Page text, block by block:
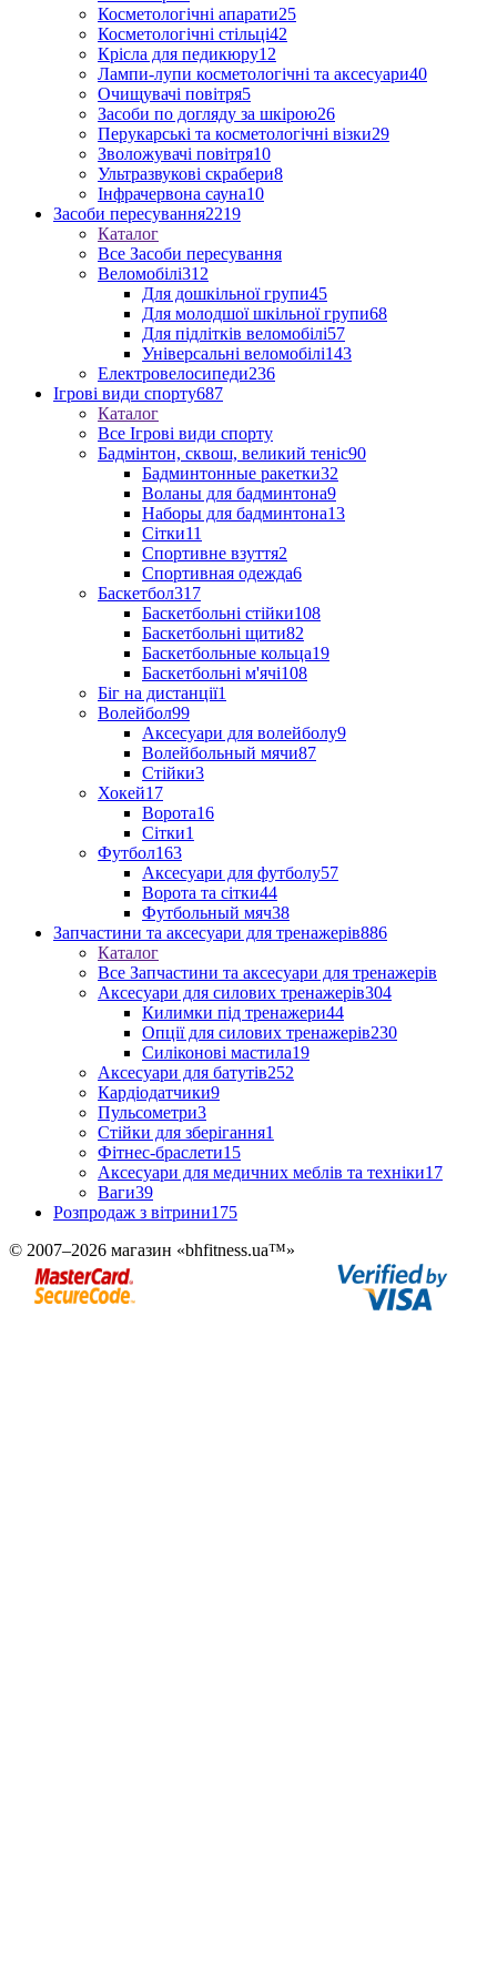
Косметологічні апарати25
Косметологічні стільці42
Крісла для педикюру12
Лампи-лупи косметологічні та аксесуари40
Очищувачі повітря5
Засоби по догляду за шкірою26
Перукарські та косметологічні візки29
Зволожувачі повітря10
Ультразвукові скрабери8
Інфрачервона сауна10
Засоби пересування2219
Каталог
Все Засоби пересування
Веломобілі312
Для дошкільної групи45
Для молодшої шкільної групи68
Для підлітків веломобілі57
Універсальні веломобілі143
Електровелосипеди236
Ігрові види спорту687
Каталог
Все Ігрові види спорту
Бадмінтон, сквош, великий теніс90
Бадминтонные ракетки32
Воланы для бадминтона9
Наборы для бадминтона13
Сітки11
Спортивне взуття2
Спортивная одежда6
Баскетбол317
Баскетбольні стійки108
Баскетбольні щити82
Баскетбольные кольца19
Баскетбольні м'ячі108
Біг на дистанції1
Волейбол99
Аксесуари для волейболу9
Волейбольный мячи87
Стійки3
Хокей17
Ворота16
Сітки1
Футбол163
Аксесуари для футболу57
Ворота та сітки44
Футбольный мяч38
Запчастини та аксесуари для тренажерів886
Каталог
Все Запчастини та аксесуари для тренажерів
Аксесуари для силових тренажерів304
Килимки під тренажери44
Опції для силових тренажерів230
Силіконові мастила19
Аксесуари для батутів252
Кардіодатчики9
Пульсометри3
Стійки для зберігання1
Фітнес-браслети15
Аксесуари для медичних меблів та техніки17
Ваги39
Розпродаж з вітрини175
© 2007–2026 магазин «bhfitness.ua™»